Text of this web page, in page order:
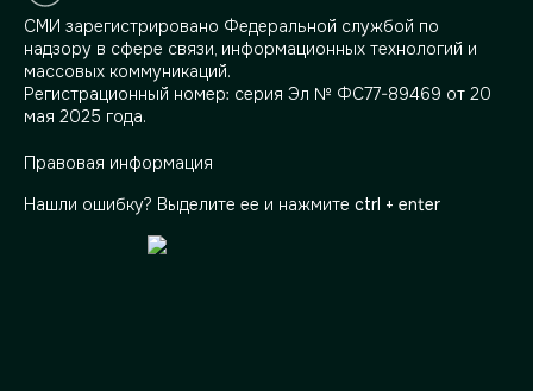
СМИ зарегистрировано Федеральной службой по
надзору в сфере связи, информационных технологий и
массовых коммуникаций.
Регистрационный номер: серия Эл № ФС77-89469 от 20
мая 2025 года.
Правовая информация
Нашли ошибку? Выделите ее и нажмите ctrl + enter